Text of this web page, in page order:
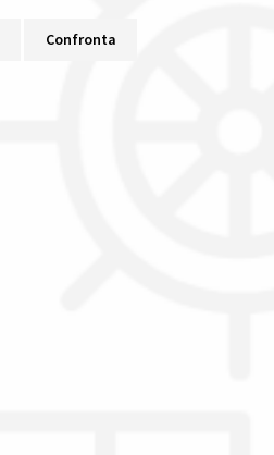
Confronta